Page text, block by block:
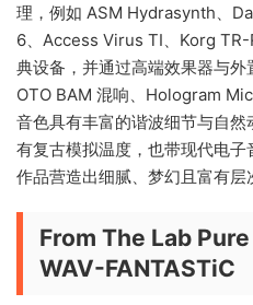
理，例如 ASM Hydrasynth、
6、Access Virus TI、Korg
典设备，并通过高端效果器与外
OTO BAM 混响、Hologram
音色具有丰富的谐波细节与自
有复古模拟温度，也带现代电
作品营造出细腻、梦幻且富有层
From The Lab
WAV-FANTASTiC